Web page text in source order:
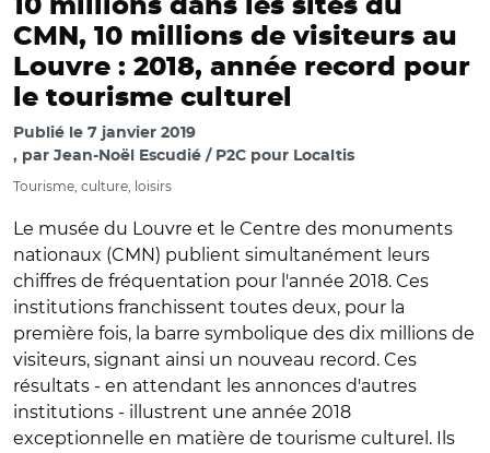
10 millions dans les sites du
CMN, 10 millions de visiteurs au
Louvre : 2018, année record pour
le tourisme culturel
Publié le 7 janvier 2019
par Jean-Noël Escudié / P2C pour Localtis
Tourisme, culture, loisirs
Le musée du Louvre et le Centre des monuments
nationaux (CMN) publient simultanément leurs
chiffres de fréquentation pour l'année 2018. Ces
institutions franchissent toutes deux, pour la
première fois, la barre symbolique des dix millions de
visiteurs, signant ainsi un nouveau record. Ces
résultats - en attendant les annonces d'autres
institutions - illustrent une année 2018
exceptionnelle en matière de tourisme culturel. Ils